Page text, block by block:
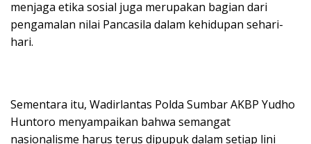
menjaga etika sosial juga merupakan bagian dari
pengamalan nilai Pancasila dalam kehidupan sehari-
hari.
Sementara itu, Wadirlantas Polda Sumbar AKBP Yudho
Huntoro menyampaikan bahwa semangat
nasionalisme harus terus dipupuk dalam setiap lini